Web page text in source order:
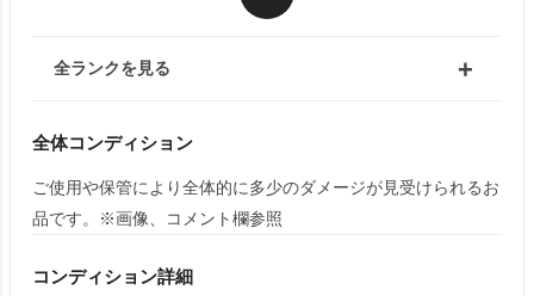
全ランクを見る
全体コンディション
ご使用や保管により全体的に多少のダメージが見受けられるお
品です。※画像、コメント欄参照
コンディション詳細